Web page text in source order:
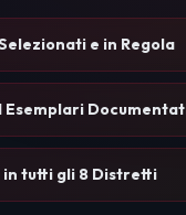
e in Regola
Esemplari
tutti gli 8 Distretti